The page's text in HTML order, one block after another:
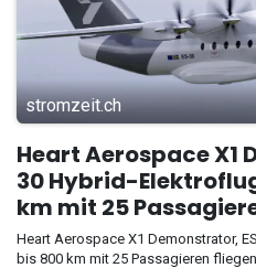
stromzeit.ch
Heart Aerospace X1
30 Hybrid-
km mit 25
Heart Aerospace X1 Demonstrator,
bis 800 km mit 25 Passagieren